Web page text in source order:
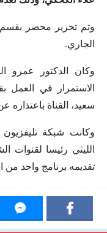
الجاري.
وكان الدكتور عمرو
الاستمرار في العمل
سعيد، القناة
وكانت شبكة
تقديمه برنامج واحد من